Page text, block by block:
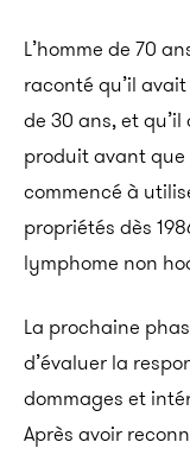
L’homme de 70
raconté qu’il
de 30 ans, et
produit avant
commencé à
propriétés dès
lymphome non
La prochaine
d’évaluer la
dommages et
Après avoir